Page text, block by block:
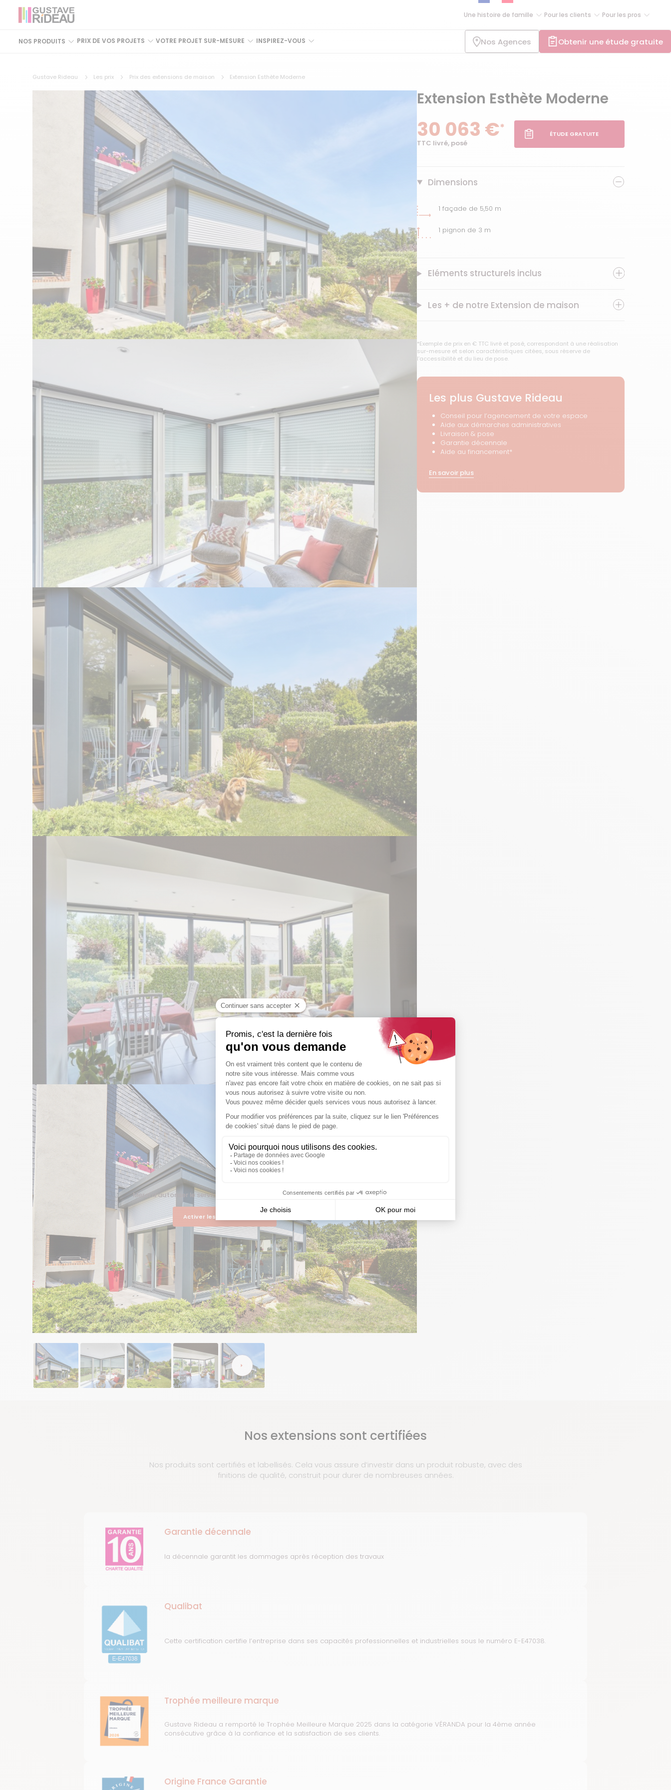
Une histoire de famille Pour les clients Pour les pros
NOS PRODUITS PRIX DE VOS PROJETS VOTRE PROJET SUR-MESURE INSPIREZ-VOUS Nos Agences Obtenir une étude gratuite
Gustave Rideau Les prix Prix des extensions de maison Extension Esthète Moderne
Merci d'autoriser le service pour voir les vidéos.
Activer les vidéos YouTube
Extension Esthète Moderne
30 063 €*
TTC livré, posé
ÉTUDE GRATUITE
Dimensions
1 façade de 5,50 m
1 pignon de 3 m
Eléments structurels inclus
Les + de notre Extension de maison
*Exemple de prix en € TTC livré et posé, correspondant à une réalisation
sur-mesure et selon caractéristiques citées, sous réserve de
l’accessibilité et du lieu de pose.
Les plus Gustave Rideau
Conseil pour l’agencement de votre espace
Aide aux démarches administratives
Livraison & pose
Garantie décennale
Aide au financement*
En savoir plus
Nos extensions sont certifiées
Nos produits sont certifiés et labellisés. Cela vous assure d’investir dans un produit robuste, avec des
finitions de qualité, construit pour durer de nombreuses années.
Garantie décennale
la décennale garantit les dommages après réception des travaux
Qualibat
Cette certification certifie l’entreprise dans ses capacités professionnelles et industrielles sous le numéro E-E47038.
Trophée meilleure marque
Gustave Rideau a remporté le Trophée Meilleure Marque 2025 dans la catégorie VÉRANDA pour la 4ème année
consécutive grâce à la confiance et la satisfaction de ses clients.
Origine France Garantie